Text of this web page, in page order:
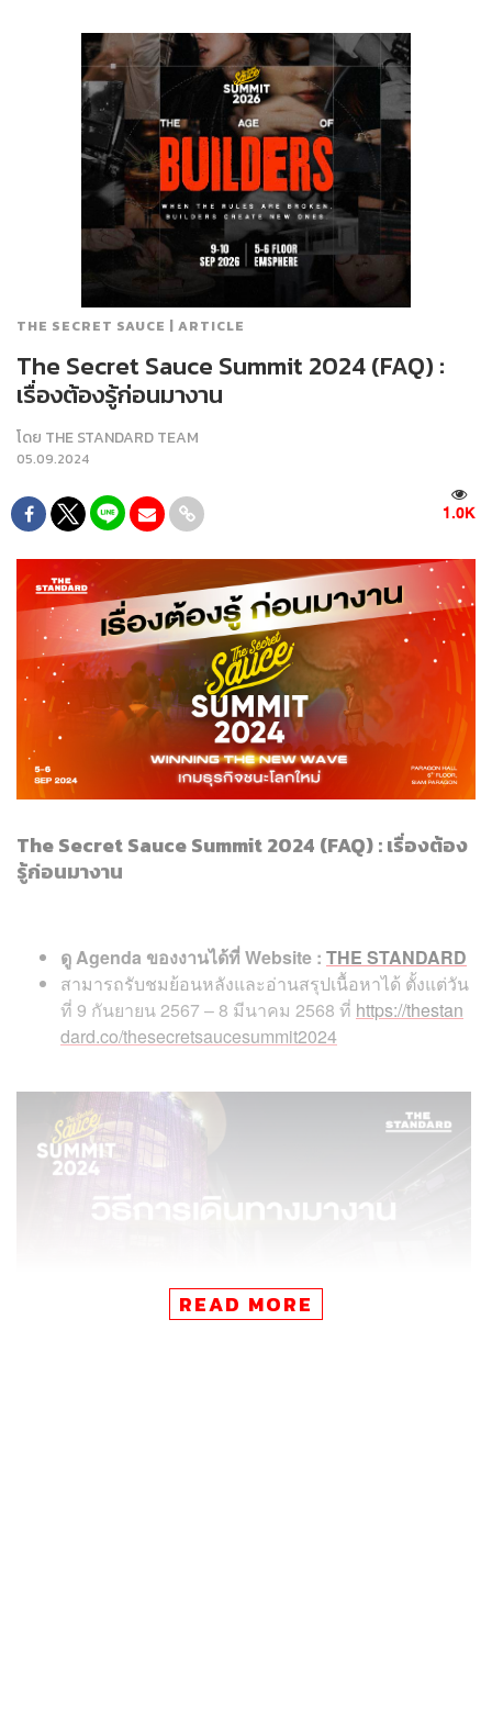
THE SECRET SAUCE | ARTICLE
The Secret Sauce Summit 2024 (FAQ) :
เรื่องต้องรู้ก่อนมางาน
โดย THE STANDARD TEAM
05.09.2024
1.0K
The Secret Sauce Summit 2024 (FAQ) :เรื่องต้อง
รู้ก่อนมางาน
ดู Agenda ของงานได้ที่ Website : THE STANDARD
สามารถรับชมย้อนหลังและอ่านสรุปเนื้อหาได้ ตั้งแต่วัน
ที่ 9 กันยายน 2567 – 8 มีนาคม 2568 ที่ https://thestan
dard.co/thesecretsaucesummit2024
READ MORE